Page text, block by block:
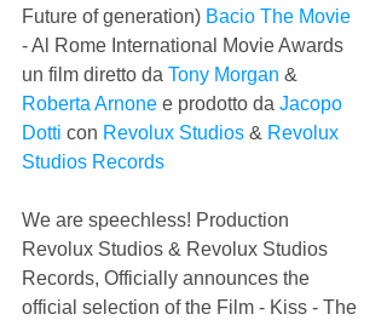
Future of generation) Bacio The Movie
- Al Rome International Movie Awards
un film diretto da Tony Morgan &
Roberta Arnone e prodotto da Jacopo
Dotti con Revolux Studios & Revolux
Studios Records
We are speechless! Production
Revolux Studios & Revolux Studios
Records, Officially announces the
official selection of the Film - Kiss - The